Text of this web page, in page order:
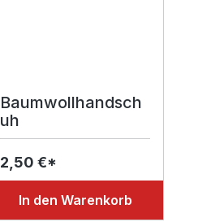
Baumwollhandsch
uh
2,50 €*
In den Warenkorb